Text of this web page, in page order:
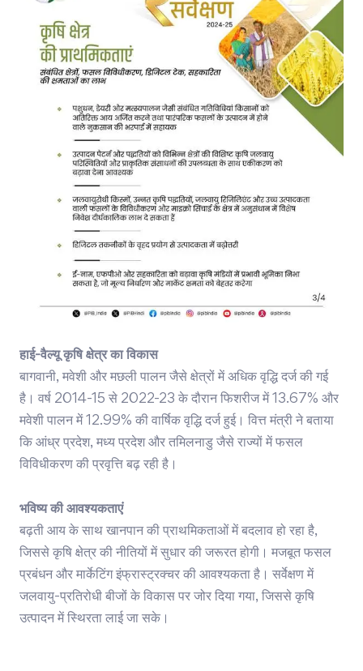
हाई-वैल्यू कृषि क्षेत्र का विकास
बागवानी, मवेशी और मछली पालन जैसे क्षेत्रों में अधिक वृद्धि दर्ज की गई
है। वर्ष 2014-15 से 2022-23 के दौरान फिशरीज में 13.67% और
मवेशी पालन में 12.99% की वार्षिक वृद्धि दर्ज हुई। वित्त मंत्री ने बताया
कि आंध्र प्रदेश, मध्य प्रदेश और तमिलनाडु जैसे राज्यों में फसल
विविधीकरण की प्रवृत्ति बढ़ रही है।
भविष्य की आवश्यकताएं
बढ़ती आय के साथ खानपान की प्राथमिकताओं में बदलाव हो रहा है,
जिससे कृषि क्षेत्र की नीतियों में सुधार की जरूरत होगी। मजबूत फसल
प्रबंधन और मार्केटिंग इंफ्रास्ट्रक्चर की आवश्यकता है। सर्वेक्षण में
जलवायु-प्रतिरोधी बीजों के विकास पर जोर दिया गया, जिससे कृषि
उत्पादन में स्थिरता लाई जा सके।